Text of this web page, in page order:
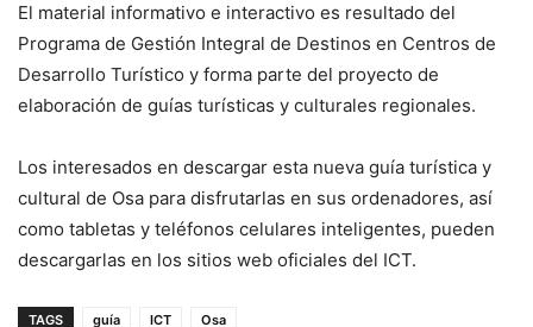
El material informativo e interactivo es resultado del
Programa de Gestión Integral de Destinos en Centros de
Desarrollo Turístico y forma parte del proyecto de
elaboración de guías turísticas y culturales regionales.
Los interesados en descargar esta nueva guía turística y
cultural de Osa para disfrutarlas en sus ordenadores, así
como tabletas y teléfonos celulares inteligentes, pueden
descargarlas en los sitios web oficiales del ICT.
TAGS guía ICT Osa